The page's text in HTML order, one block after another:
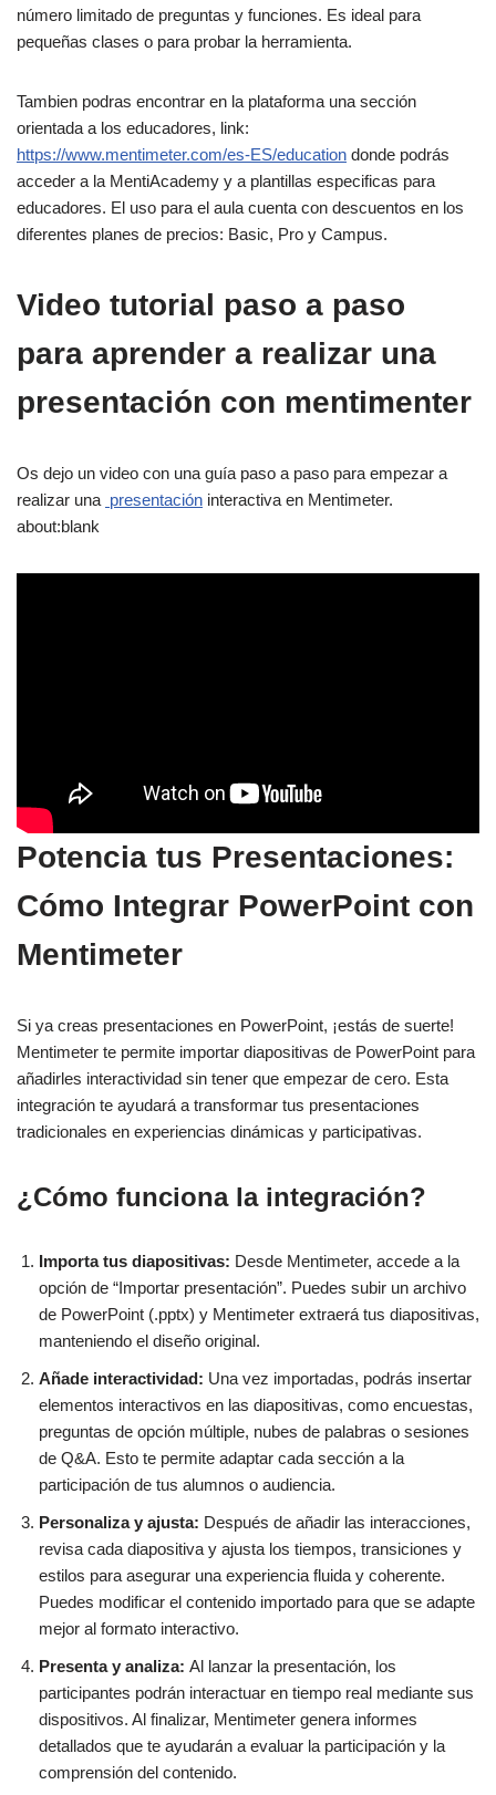
número limitado de preguntas y funciones. Es ideal para
pequeñas clases o para probar la herramienta.
Tambien podras encontrar en la plataforma una sección
orientada a los educadores, link:
https://www.mentimeter.com/es-ES/education donde podrás
acceder a la MentiAcademy y a plantillas especificas para
educadores. El uso para el aula cuenta con descuentos en los
diferentes planes de precios: Basic, Pro y Campus.
Video tutorial paso a paso
para aprender a realizar una
presentación con mentimenter
Os dejo un video con una guía paso a paso para empezar a
realizar una presentación interactiva en Mentimeter.
about:blank
Potencia tus Presentaciones:
Cómo Integrar PowerPoint con
Mentimeter
Si ya creas presentaciones en PowerPoint, ¡estás de suerte!
Mentimeter te permite importar diapositivas de PowerPoint para
añadirles interactividad sin tener que empezar de cero. Esta
integración te ayudará a transformar tus presentaciones
tradicionales en experiencias dinámicas y participativas.
¿Cómo funciona la integración?
Importa tus diapositivas: Desde Mentimeter, accede a la
opción de “Importar presentación”. Puedes subir un archivo
de PowerPoint (.pptx) y Mentimeter extraerá tus diapositivas,
manteniendo el diseño original.
Añade interactividad: Una vez importadas, podrás insertar
elementos interactivos en las diapositivas, como encuestas,
preguntas de opción múltiple, nubes de palabras o sesiones
de Q&A. Esto te permite adaptar cada sección a la
participación de tus alumnos o audiencia.
Personaliza y ajusta: Después de añadir las interacciones,
revisa cada diapositiva y ajusta los tiempos, transiciones y
estilos para asegurar una experiencia fluida y coherente.
Puedes modificar el contenido importado para que se adapte
mejor al formato interactivo.
Presenta y analiza: Al lanzar la presentación, los
participantes podrán interactuar en tiempo real mediante sus
dispositivos. Al finalizar, Mentimeter genera informes
detallados que te ayudarán a evaluar la participación y la
comprensión del contenido.